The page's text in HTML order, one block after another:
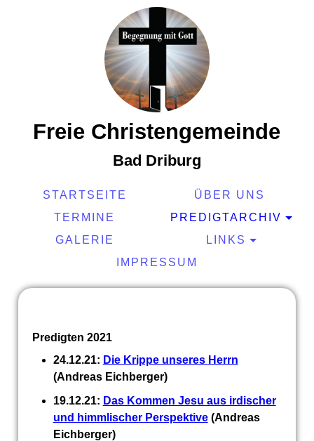
Freie Christengemeinde
Bad Driburg
STARTSEITE
ÜBER UNS
TERMINE
PREDIGTARCHIV
GALERIE
LINKS
IMPRESSUM
Predigten 2021
24.12.21: Die Krippe unseres Herrn
(Andreas Eichberger)
19.12.21: Das Kommen Jesu aus irdischer
und himmlischer Perspektive(Andreas
Eichberger)